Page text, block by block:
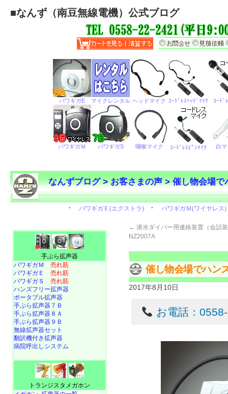
■なんず（南豆無線電機）公式ブログ
なんずブログ>お客さまの声>催し物会場で
← 潜水ダイバー用連絡装置（会話
NZ2007A
催し物会場でハン
2017年8月10日
お電話：
手ぶら拡声器
パワギガＭ 売れ筋
パワギガＥ 売れ筋
パワギガＳ 売れ筋
ハンズフリー拡声器
ポータブル拡声器
手ぶら拡声器７Ｂ
手ぶら拡声器８Ａ
手ぶら拡声器９Ｂ
無線拡声器セット
翻訳機付き拡声器
病院呼出しシステム
トランジスタメガホン